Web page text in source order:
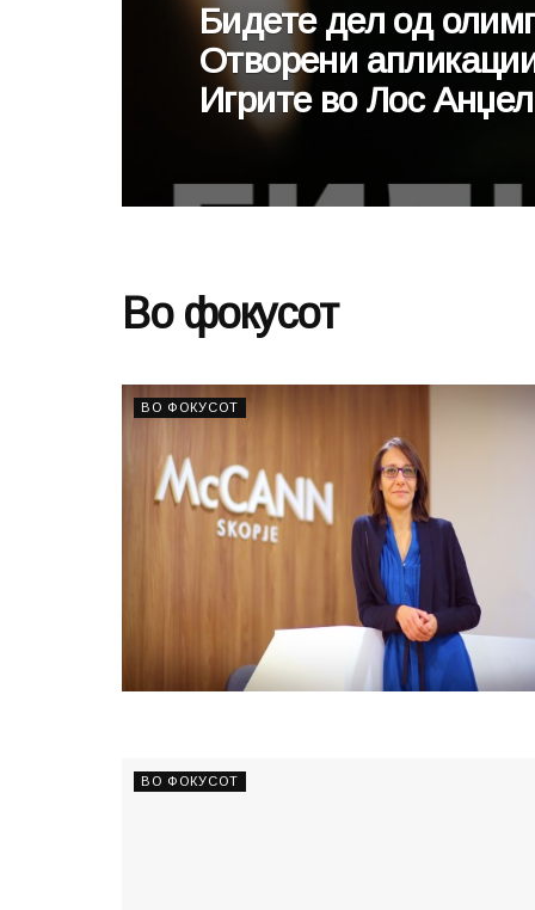
Бидете дел од
Отворени
Игрите во Лос
Во фокусот
ВО ФОКУСОТ
ВО ФОКУСОТ